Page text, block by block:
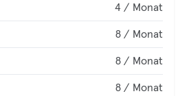
4 / Monat
8 / Monat
8 / Monat
8 / Monat